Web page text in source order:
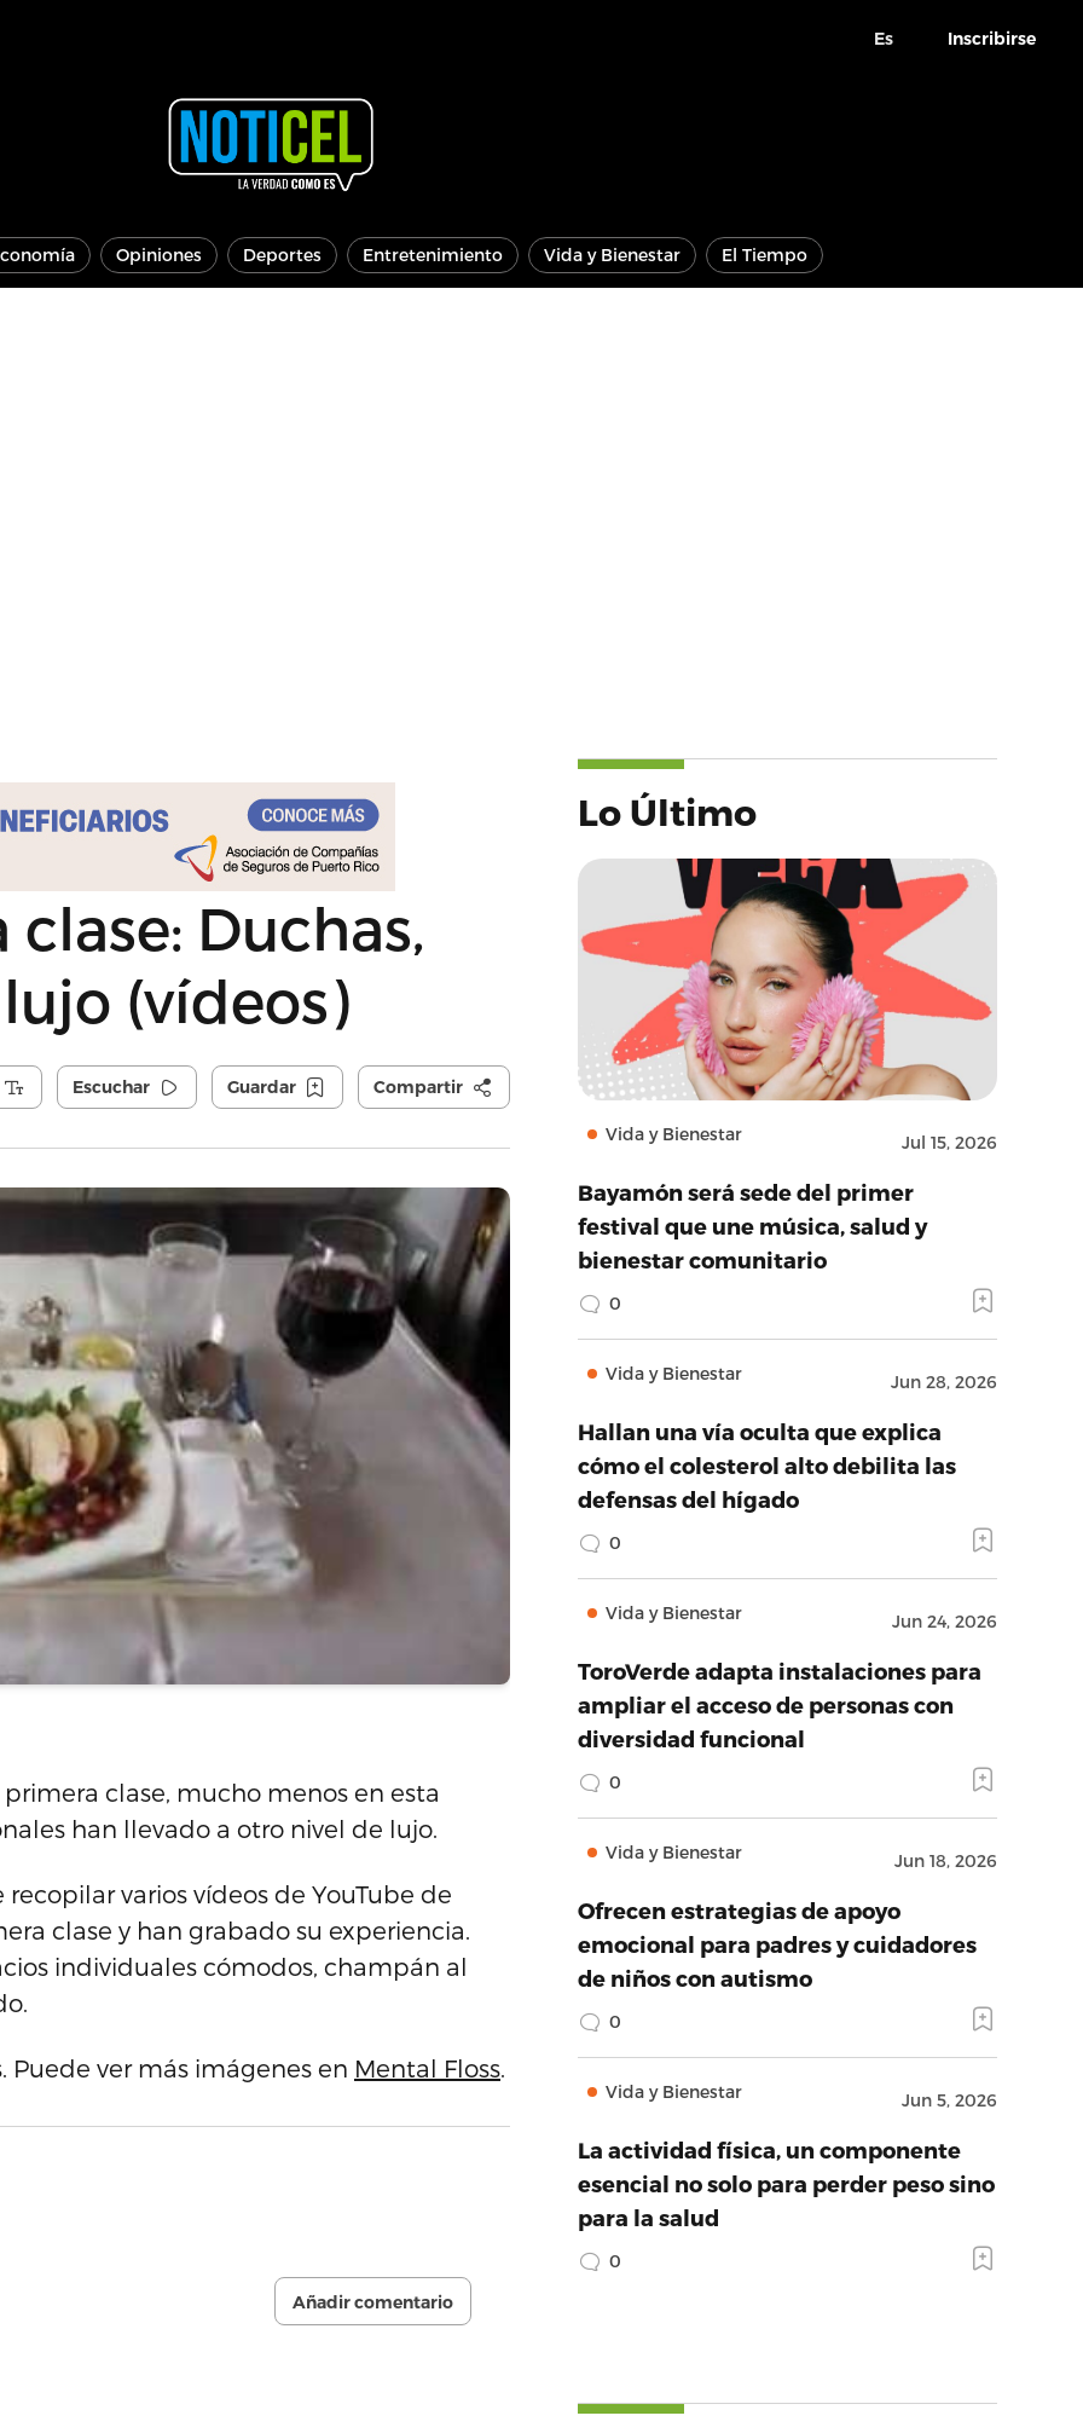
Es Inscribirse
Opiniones Deportes Entretenimiento Vida y Bienestar El Tiempo
Duchas,
(vídeos)
Escuchar Guardar Compartir
clase, mucho menos en esta
han llevado a otro nivel de lujo.
varios vídeos de YouTube de
clase y han grabado su experiencia.
individuales cómodos, champán al
Puede ver más imágenes en Mental Floss.
Añadir comentario
Lo Último
Vida y Bienestar Jul 15, 2026
Bayamón será sede del primer
festival que une música, salud y
bienestar comunitario
0
Vida y Bienestar Jun 28, 2026
Hallan una vía oculta que explica
cómo el colesterol alto debilita las
defensas del hígado
0
Vida y Bienestar Jun 24, 2026
ToroVerde adapta instalaciones para
ampliar el acceso de personas con
diversidad funcional
0
Vida y Bienestar Jun 18, 2026
Ofrecen estrategias de apoyo
emocional para padres y cuidadores
de niños con autismo
0
Vida y Bienestar Jun 5, 2026
La actividad física, un componente
esencial no solo para perder peso sino
para la salud
0